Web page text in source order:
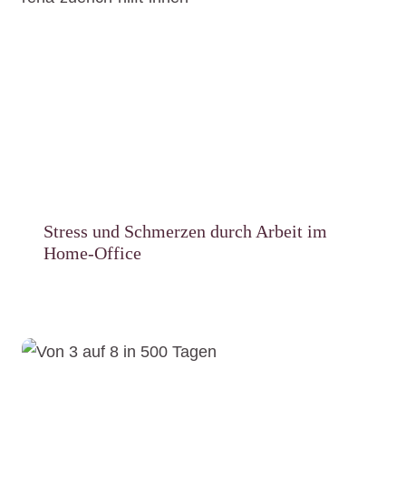
Stress und Schmerzen durch Arbeit im
Home-Office